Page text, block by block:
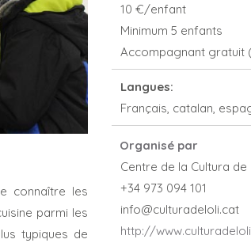
connaître les
parmi les
typiques de
10 €/enfant
Minimum 5 enfants
Accompagnant gratuit
Langues:
Français, catalan,
Organisé par
Centre de la Cultura de
+34 973 094 101
info@culturadeloli.cat
http://